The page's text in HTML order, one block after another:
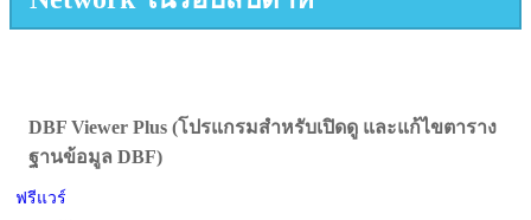
DBF Viewer Plus (โปรแกรมสำหรับเปิดดู และแก้ไขตาราง
ฐานข้อมูล DBF)
ฟรีแวร์